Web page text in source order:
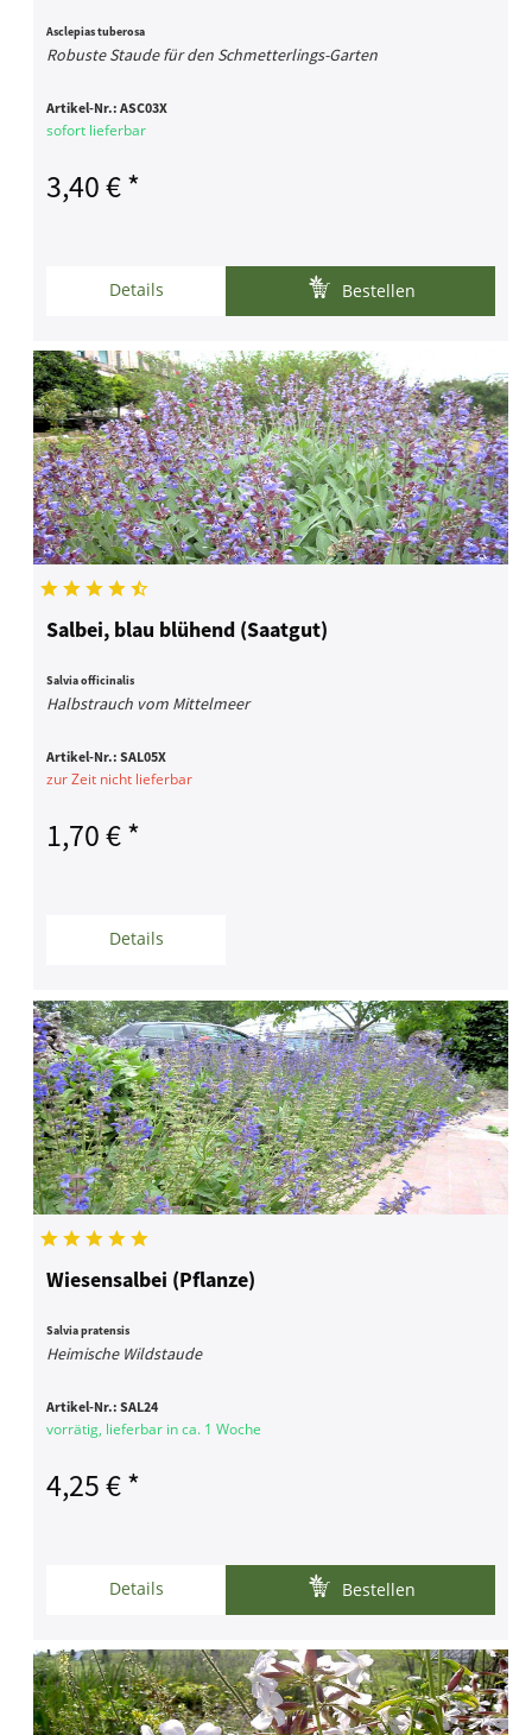
Asclepias tuberosa
Robuste Staude für den Schmetterlings-Garten
Artikel-Nr.:ASC03X
sofort lieferbar
3,40 € *
Details Bestellen
Salbei, blau blühend (Saatgut)
Salvia officinalis
Halbstrauch vom Mittelmeer
Artikel-Nr.:SAL05X
zur Zeit nicht lieferbar
1,70 € *
Details
Wiesensalbei (Pflanze)
Salvia pratensis
Heimische Wildstaude
Artikel-Nr.:SAL24
vorrätig, lieferbar in ca. 1 Woche
4,25 € *
Details Bestellen